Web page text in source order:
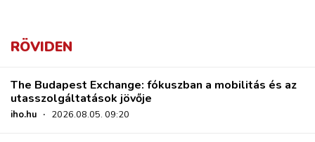
RÖVIDEN
The Budapest Exchange: fókuszban a mobilitás és az
utasszolgáltatások jövője
iho.hu · 2026.08.05. 09:20